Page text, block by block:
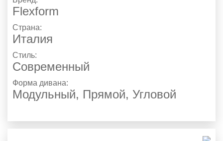
Flexform
Страна:
Италия
Стиль:
Современный
Форма дивана:
Модульный, Прямой, Угловой